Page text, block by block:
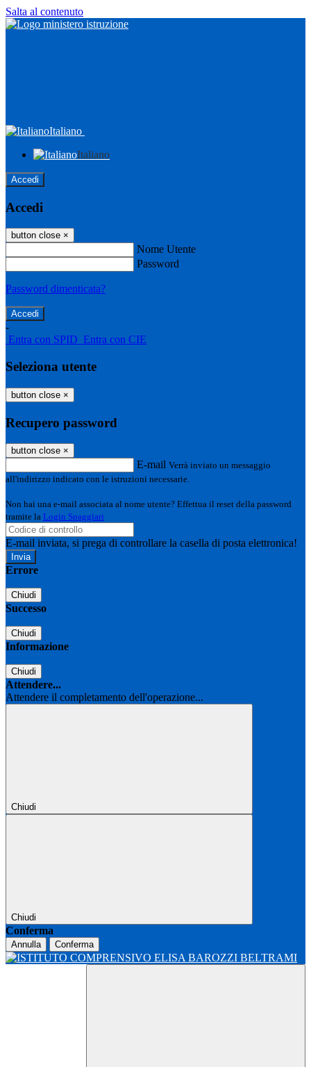
Salta al contenuto
Italiano
Italiano
Accedi
Accedi
button close ×
Nome Utente
Password
Password dimenticata?
-
Entra con SPID Entra con CIE
Seleziona utente
button close ×
Recupero password
button close ×
E-mail Verrà inviato un messaggio
all'indirizzo indicato con le istruzioni necessarie.
Non hai una e-mail associata al nome utente? Effettua il reset della password
tramite la Login Spaggiari
E-mail inviata, si prega di controllare la casella di posta elettronica!
Errore
Chiudi
Successo
Chiudi
Informazione
Chiudi
Attendere...
Attendere il completamento dell'operazione...
Chiudi
Chiudi
Conferma
Annulla Conferma